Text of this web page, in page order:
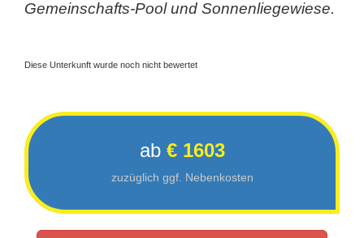
Gemeinschafts-Pool und Sonnenliegewiese.
Diese Unterkunft wurde noch nicht bewertet
ab € 1603
zuzüglich ggf. Nebenkosten